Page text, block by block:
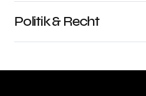
Politik & Recht